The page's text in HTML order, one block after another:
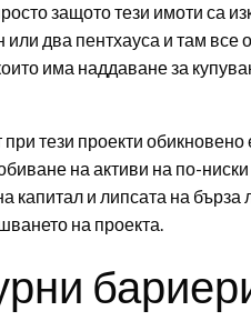
защото тези имоти са
или два пентхауса и там
има наддаване за
тези проекти
на активи на по-
капитал и липсата на
на проекта.